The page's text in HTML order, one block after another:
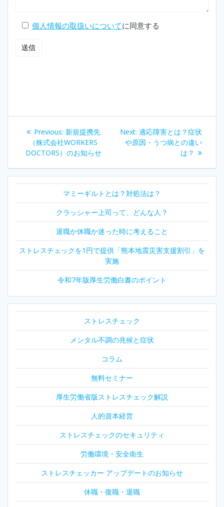
個人情報の取扱いについてに同意する
ナ
ビ
ゲ
シ
ョ
ン
Previous: Previous
post:
新規提携先
（株式会社WORKERS
DOCTORS）のお知らせ
Next: Next
post:
適応障害とは？症状
や原因・うつ病との違い
は？
マミーギルトとは？対処法は？
クラッシャー上司って、どんな人？
退職か休職か迷った時に考えること
ストレスチェックを1円で提供「熊本地震災害支援割引」を
実施
令和7年版厚生労働白書のポイント
ストレスチェック
メンタル不調の兆候と症状
コラム
無料セミナー
厚生労働省版ストレスチェック解説
人的資本経営
ストレスチェックのセキュリティ
労働環境・安全衛生
ストレスチェッカー アップデートのお知らせ
休職・復職・退職